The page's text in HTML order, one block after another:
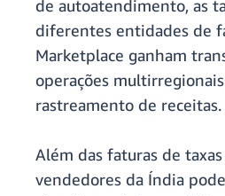
de autoatendimento, as
diferentes entidades de
Marketplace ganham
operações
rastreamento de receitas.
Além das faturas de
vendedores da Índia